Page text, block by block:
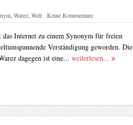
,Warez,Welt Keine Kommentare
das Internet zu einem Synonym für freien
Verständigung geworden. Die
dagegen ist eine... weiterlesen...